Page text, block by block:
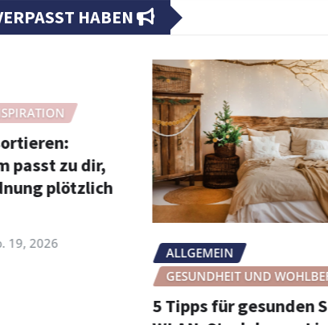
HABEN
zu dir,
plötzlich
ALLGEMEIN
GESUNDHEIT UND WOHLBEFINDEN
5 Tipps für gesunden Schlaf: